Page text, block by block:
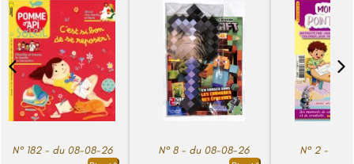
N° 182 - du 08-08-26 N° 8 - du 08-08-26 N° 2 - du